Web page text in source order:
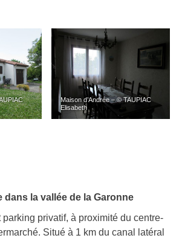
Maison d’Andrée – © TAUPIAC
Elisabeth
dans la vallée de la Garonne
privatif, à proximité du centre-
Situé à 1 km du canal latéral